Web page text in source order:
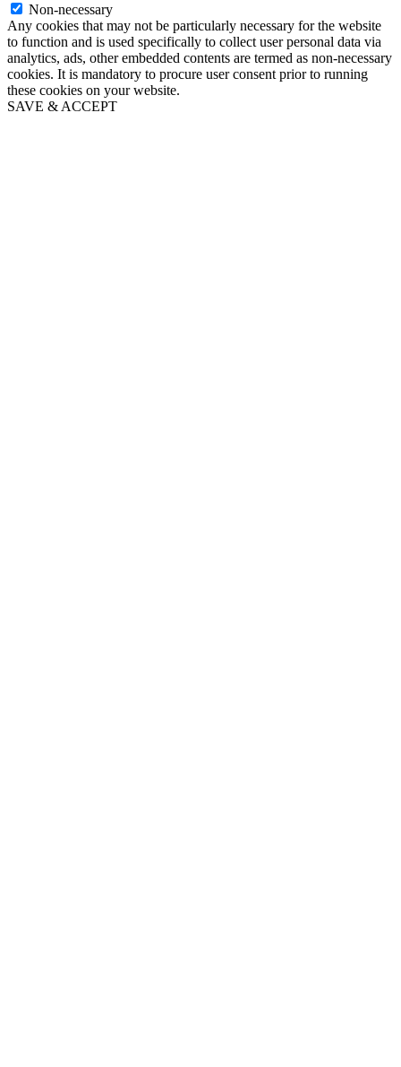
Non-necessary
Any cookies that may not be particularly necessary for the website
to function and is used specifically to collect user personal data via
analytics, ads, other embedded contents are termed as non-necessary
cookies. It is mandatory to procure user consent prior to running
these cookies on your website.
SAVE & ACCEPT